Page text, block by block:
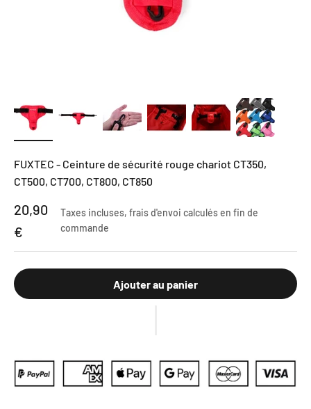
FUXTEC - Ceinture de sécurité rouge chariot CT350,
CT500, CT700, CT800, CT850
Prix de vente
20,90
€
Taxes incluses, frais d'envoi calculésen fin de
commande
Ajouter au panier